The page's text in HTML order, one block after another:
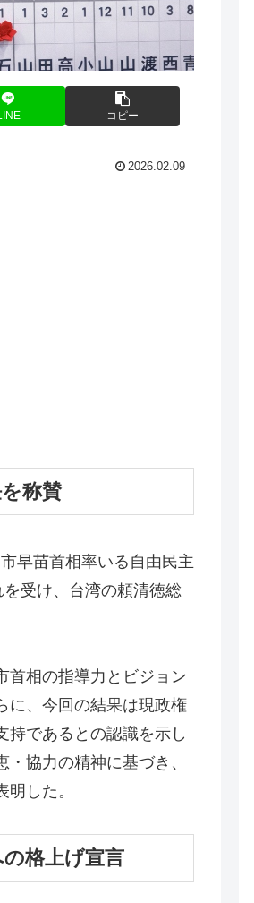
コピー
2026.02.09
称賛
早苗首相率いる自由民主
受け、台湾の頼清徳総
首相の指導力とビジョン
に、今回の結果は現政権
持であるとの認識を示し
協力の精神に基づき、
した。
格上げ宣言